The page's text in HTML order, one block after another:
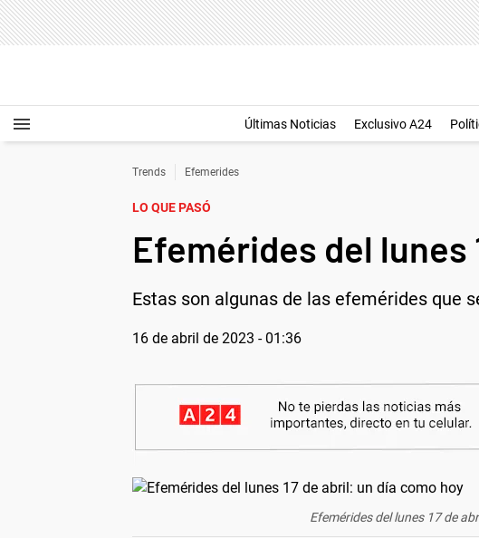
Últimas Noticias Exclusivo A24
Trends Efemerides
LO QUE PASÓ
Efemérides del lunes
Estas son algunas de las efemérides que
16 de abril de 2023 - 01:36
Efemérides del lunes 17 de